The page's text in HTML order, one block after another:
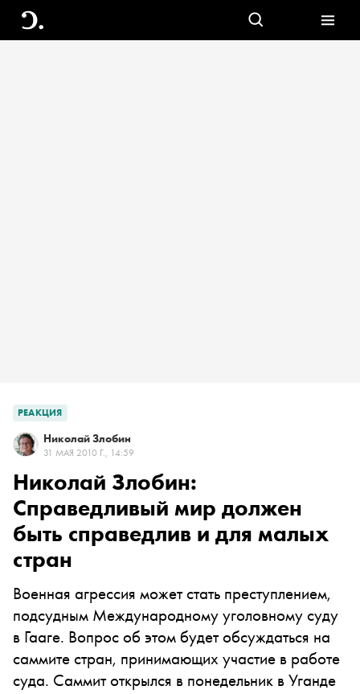
РЕАКЦИЯ
Николай Злобин
31 МАЯ 2010 Г., 14:59
Николай Злобин:
Справедливый мир должен
быть справедлив и для малых
стран
Военная агрессия может стать преступлением,
подсудным Международному уголовному суду
в Гааге. Вопрос об этом будет обсуждаться на
саммите стран, принимающих участие в работе
суда. Саммит открылся в понедельник в Уганде